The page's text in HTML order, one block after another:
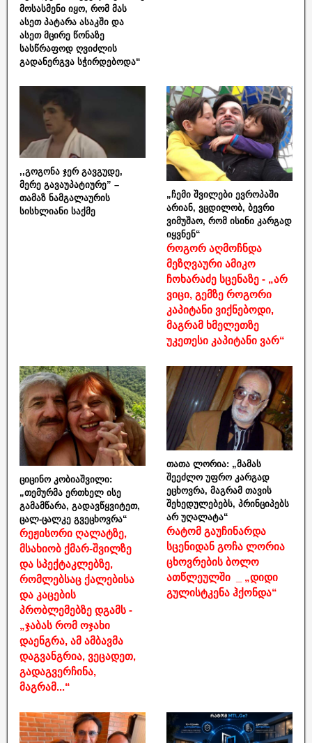
მოსასმენი იყო, რომ მას
ასეთ პატარა ასაკში და
ასეთ მცირე წონაზე
სასწრაფოდ ღვიძლის
გადანერგვა სჭირდებოდა“
,,გოგონა ჯერ გავგუდე,
მერე გავაუპატიურე” –
თამაზ ნამგალაურის
სისხლიანი საქმე
„ჩემი შვილები ევროპაში
არიან, ვცდილობ, ბევრი
ვიმუშაო, რომ ისინი კარგად
იყვნენ“
როგორ აღმოჩნდა
მეზღვაური ამიკო
ჩოხარაძე სცენაზე - „არ
ვიცი, გემზე როგორი
კაპიტანი ვიქნებოდი,
მაგრამ ხმელეთზე
უკეთესი კაპიტანი ვარ“
ციცინო კობიაშვილი:
„თემურმა ერთხელ ისე
გამამწარა, გადავწყვიტეთ,
ცალ-ცალკე გვეცხოვრა“
რეჟისორი ღალატზე,
მსახიობ ქმარ-შვილზე
და სპექტაკლებზე,
რომლებსაც ქალებისა
და კაცების
პრობლემებზე დგამს -
„ჯაბას რომ ოჯახი
დაენგრა, ამ ამბავმა
დაგვანგრია, ვეცადეთ,
გადაგვერჩინა,
მაგრამ...“
თათა ლორია: „მამას
შეეძლო უფრო კარგად
ეცხოვრა, მაგრამ თავის
შეხედულებებს, პრინციპებს
არ უღალატა“
რატომ გაუჩინარდა
სცენიდან გოჩა ლორია
ცხოვრების ბოლო
ათწლეულში _ „დიდი
გულისტკენა ჰქონდა“